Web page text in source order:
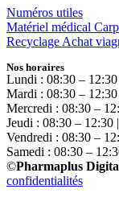
Numéros utiles
Matériel médical
Recyclage Achat
Nos horaires
Lundi : 08:30 –
Mardi : 08:30 –
Mercredi : 08:30 –
Jeudi : 08:30 – 12:30
Vendredi : 08:30 –
Samedi : 08:30 –
©Pharmaplus
confidentialités